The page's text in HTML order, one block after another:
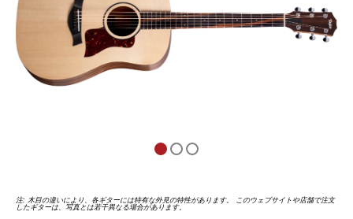
注: 木目の違いにより、各ギターには特有な外見の特性があります。 このウェブサイトや店舗で注文
したギターは、写真とは若干異なる場合があります。